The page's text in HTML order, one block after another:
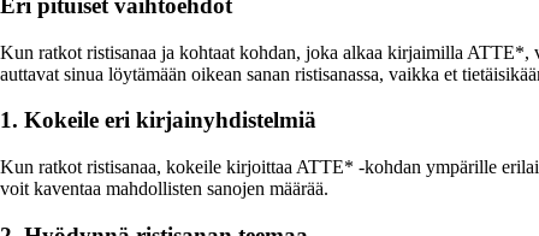
Eri pituiset vaihtoehdot
Kun ratkot ristisanaa ja kohtaat kohdan, joka alkaa kirjaimilla ATTE*,
auttavat sinua löytämään oikean sanan ristisanassa, vaikka et
1. Kokeile eri kirjainyhdistelmiä
Kun ratkot ristisanaa, kokeile kirjoittaa ATTE* -kohdan ympärille
voit kaventaa mahdollisten sanojen määrää.